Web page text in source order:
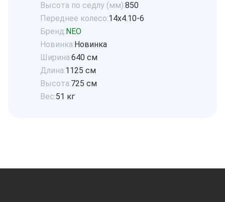
Высота по седлу (мм):850
Переднее колесо:14х4.10-6
Бренд:NEO
Новинка:Новинка
Ширина:640 см
Длина:1125 см
Высота:725 см
Вес:51 кг